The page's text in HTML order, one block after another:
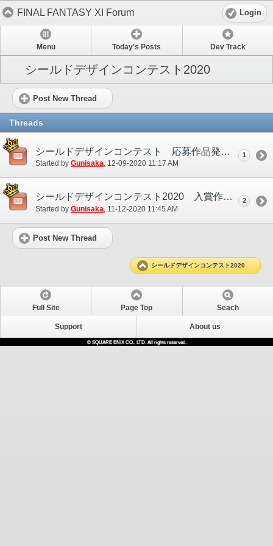
FINAL FANTASY XI Forum Login
Menu Today's Posts Dev Track
シールドデザインコンテスト2020
Post New Thread
Threads
シールドデザインコンテスト 応募作品発表！
Started by Gunisaka‎, 12-09-2020 11:17 AM
1
シールドデザインコンテスト2020 入賞作品発表！
Started by Gunisaka ‎, 11-12-2020 11:45 AM
2
Post New Thread
シールドデザインコンテスト2020
Full Site Page Top Seach
Support About us
© SQUARE ENIX CO., LTD. All rights reserved.